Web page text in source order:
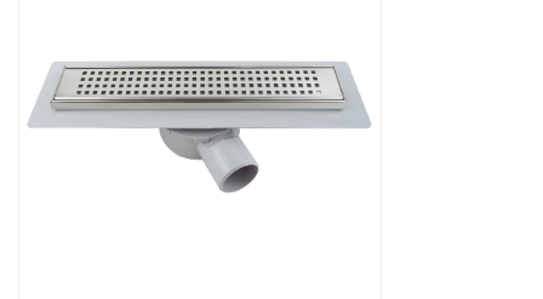
Контакты